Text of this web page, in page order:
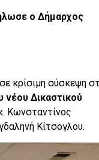
ο Δήμαρχος
κρίσιμη σύσκεψη
νέου Δικαστικού
Κωνσταντίνος
Κίτσογλου.